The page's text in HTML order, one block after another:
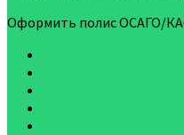
Оформить полис ОСАГО/